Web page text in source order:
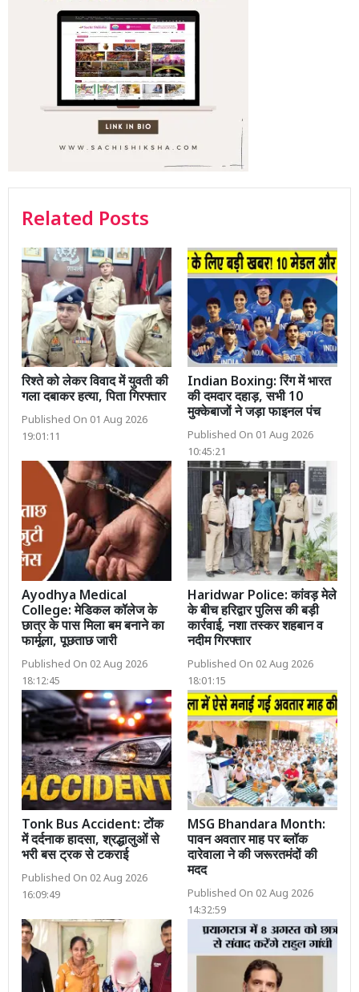
Related Posts
रिश्ते को लेकर विवाद में युवती की
गला दबाकर हत्या, पिता गिरफ्तार
Published On 01 Aug 2026
19:01:11
Indian Boxing: रिंग में भारत
की दमदार दहाड़, सभी 10
मुक्केबाजों ने जड़ा फाइनल पंच
Published On 01 Aug 2026
10:45:21
Ayodhya Medical
College: मेडिकल कॉलेज के
छात्र के पास मिला बम बनाने का
फार्मूला, पूछताछ जारी
Published On 02 Aug 2026
18:12:45
Haridwar Police: कांवड़ मेले
के बीच हरिद्वार पुलिस की बड़ी
कार्रवाई, नशा तस्कर शहबान व
नदीम गिरफ्तार
Published On 02 Aug 2026
18:01:15
Tonk Bus Accident: टोंक
में दर्दनाक हादसा, श्रद्धालुओं से
भरी बस ट्रक से टकराई
Published On 02 Aug 2026
16:09:49
MSG Bhandara Month:
पावन अवतार माह पर ब्लॉक
दारेवाला ने की जरूरतमंदों की
मदद
Published On 02 Aug 2026
14:32:59